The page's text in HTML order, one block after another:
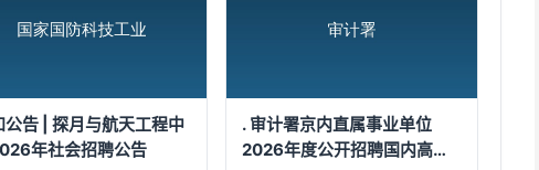
公告 | 探月与航天工程中
年社会招聘公告
. 审计署京内直属事业单位
2026年度公开招聘国内高校